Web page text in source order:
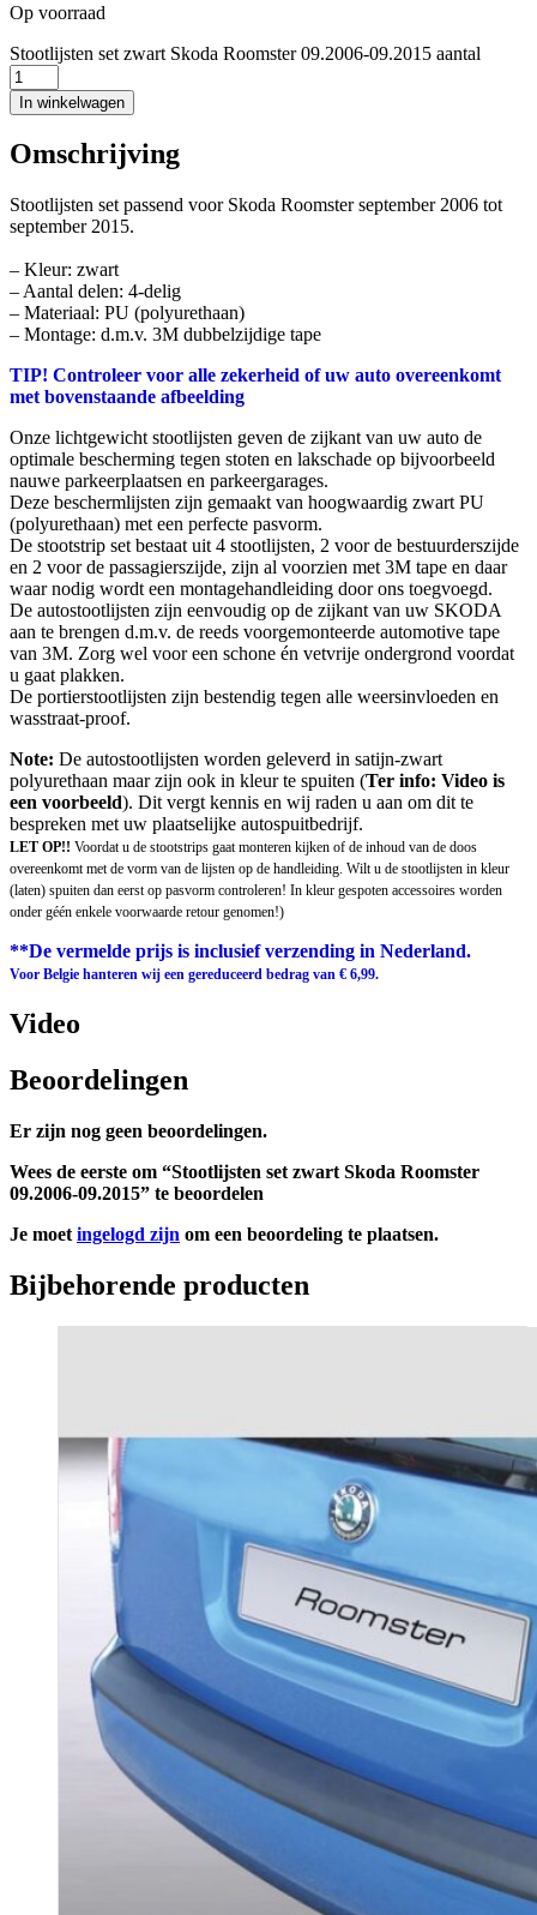
Op voorraad
Stootlijsten set zwart Skoda Roomster 09.2006-09.2015 aantal
In winkelwagen
Omschrijving
Stootlijsten set passend voor Skoda Roomster september 2006 tot
september 2015.
– Kleur: zwart
– Aantal delen: 4-delig
– Materiaal: PU (polyurethaan)
– Montage: d.m.v. 3M dubbelzijdige tape
TIP! Controleer voor alle zekerheid of uw auto overeenkomt
met bovenstaande afbeelding
Onze lichtgewicht stootlijsten geven de zijkant van uw auto de
optimale bescherming tegen stoten en lakschade op bijvoorbeeld
nauwe parkeerplaatsen en parkeergarages.
Deze beschermlijsten zijn gemaakt van hoogwaardig zwart PU
(polyurethaan) met een perfecte pasvorm.
De stootstrip set bestaat uit 4 stootlijsten, 2 voor de bestuurderszijde
en 2 voor de passagierszijde, zijn al voorzien met 3M tape en daar
waar nodig wordt een montagehandleiding door ons toegvoegd.
De autostootlijsten zijn eenvoudig op de zijkant van uw SKODA
aan te brengen d.m.v. de reeds voorgemonteerde automotive tape
van 3M. Zorg wel voor een schone én vetvrije ondergrond voordat
u gaat plakken.
De portierstootlijsten zijn bestendig tegen alle weersinvloeden en
wasstraat-proof.
Note: De autostootlijsten worden geleverd in satijn-zwart
polyurethaan maar zijn ook in kleur te spuiten (Ter info: Video is
een voorbeeld). Dit vergt kennis en wij raden u aan om dit te
bespreken met uw plaatselijke autospuitbedrijf.
LET OP!! Voordat u de stootstrips gaat monteren kijken of de inhoud van de doos
overeenkomt met de vorm van de lijsten op de handleiding. Wilt u de stootlijsten in kleur
(laten) spuiten dan eerst op pasvorm controleren! In kleur gespoten accessoires worden
onder géén enkele voorwaarde retour genomen!)
**De vermelde prijs is inclusief verzending in Nederland.
Voor Belgie hanteren wij een gereduceerd bedrag van € 6,99.
Video
Beoordelingen
Er zijn nog geen beoordelingen.
Wees de eerste om “Stootlijsten set zwart Skoda Roomster
09.2006-09.2015” te beoordelen
Je moet ingelogd zijn om een beoordeling te plaatsen.
Bijbehorende producten